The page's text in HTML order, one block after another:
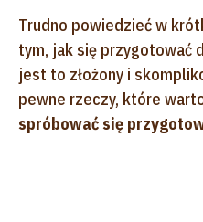
Trudno powiedzieć w
tym, jak się przygotować
jest to złożony i
pewne rzeczy, które
spróbować się